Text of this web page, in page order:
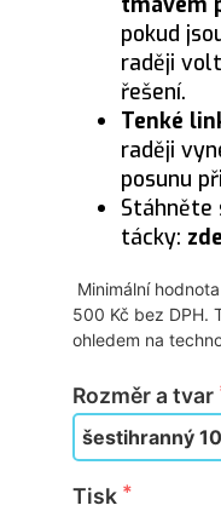
pokud
raději
řešení.
Tenké
raději
posunu
Stáhněte
tácky: zde
500 Kč bez DPH.
ohledem na
Rozměr a tvar
Tisk